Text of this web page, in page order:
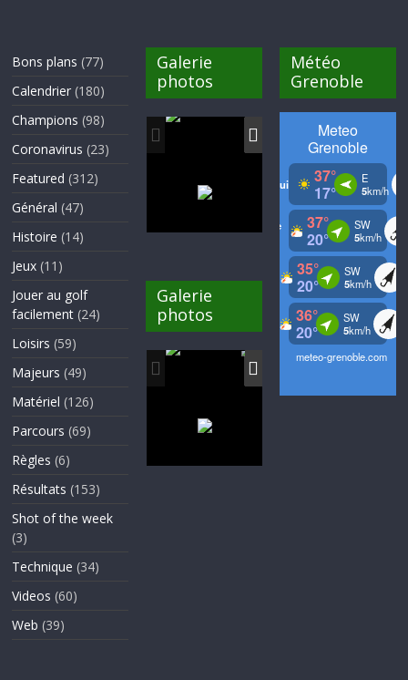
Bons plans (77)
Calendrier (180)
Champions (98)
Coronavirus (23)
Featured (312)
Général (47)
Histoire (14)
Jeux (11)
Jouer au golf
facilement (24)
Loisirs (59)
Majeurs (49)
Matériel (126)
Parcours (69)
Règles (6)
Résultats (153)
Shot of the week
(3)
Technique (34)
Videos (60)
Web (39)
Galerie
photos
Galerie
photos
Météo
Grenoble